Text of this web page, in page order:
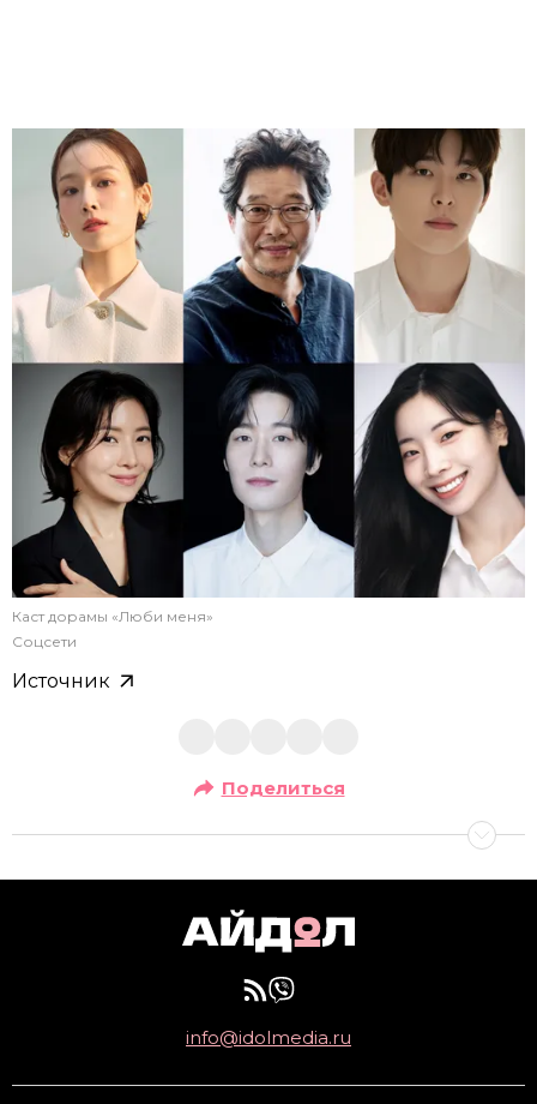
Каст дорамы «Люби меня»
Соцсети
Источник
Поделиться
info@idolmedia.ru